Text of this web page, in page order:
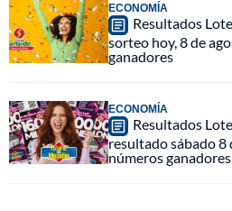
ECONOMÍA
Resultados
sorteo hoy, 8 de
ganadores
ECONOMÍA
Resultados
resultado sábado 8
números ganadores